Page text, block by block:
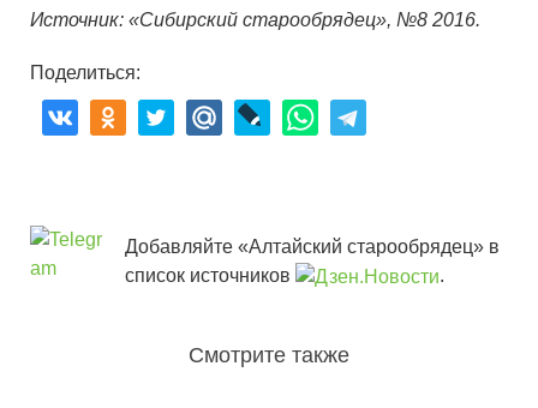
Источник: «Сибирский старообрядец», №8 2016.
Поделиться:
Добавляйте «Алтайский старообрядец» в
список источников
.
Смотрите также